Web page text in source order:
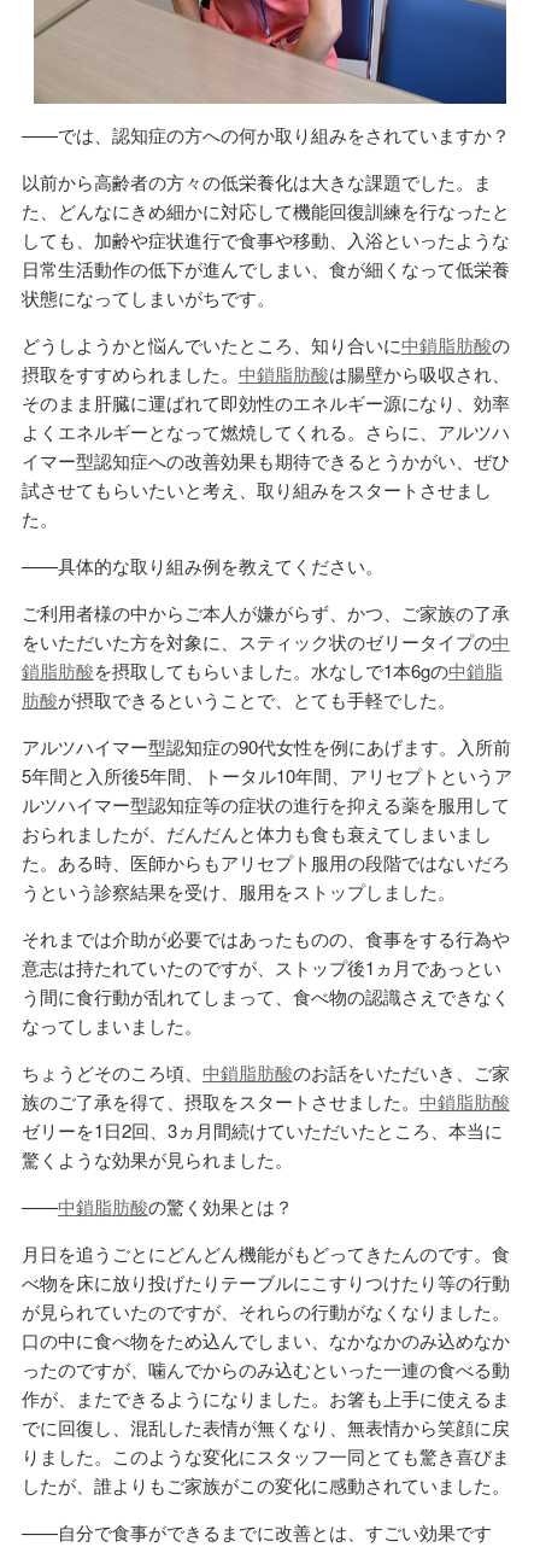
——では、認知症の方への何か取り組みをされていますか？
以前から高齢者の方々の低栄養化は大きな課題でした。ま
た、どんなにきめ細かに対応して機能回復訓練を行なったと
しても、加齢や症状進行で食事や移動、入浴といったような
日常生活動作の低下が進んでしまい、食が細くなって低栄養
状態になってしまいがちです。
どうしようかと悩んでいたところ、知り合いに中鎖脂肪酸の
摂取をすすめられました。 中鎖脂肪酸は腸壁から吸収され、
そのまま肝臓に運ばれて即効性のエネルギー源になり、効率
よくエネルギーとなって燃焼してくれる。さらに、アルツハ
イマー型認知症への改善効果も期待できるとうかがい、ぜひ
試させてもらいたいと考え、取り組みをスタートさせまし
た。
——具体的な取り組み例を教えてください。
ご利用者様の中からご本人が嫌がらず、かつ、ご家族の了承
をいただいた方を対象に、スティック状のゼリータイプの中
鎖脂肪酸を摂取してもらいました。水なしで1本6gの中鎖脂
肪酸が摂取できるということで、とても手軽でした。
アルツハイマー型認知症の90代女性を例にあげます。入所前
5年間と入所後5年間、トータル10年間、アリセプトというア
ルツハイマー型認知症等の症状の進行を抑える薬を服用して
おられましたが、だんだんと体力も食も衰えてしまいまし
た。ある時、医師からもアリセプト服用の段階ではないだろ
うという診察結果を受け、服用をストップしました。
それまでは介助が必要ではあったものの、食事をする行為や
意志は持たれていたのですが、ストップ後1ヵ月であっとい
う間に食行動が乱れてしまって、食べ物の認識さえできなく
なってしまいました。
ちょうどそのころ頃、 中鎖脂肪酸のお話をいただいき、ご家
族のご了承を得て、摂取をスタートさせました。 中鎖脂肪酸
ゼリーを1日2回、3ヵ月間続けていただいたところ、本当に
驚くような効果が見られました。
——中鎖脂肪酸の驚く効果とは？
月日を追うごとにどんどん機能がもどってきたんのです。食
べ物を床に放り投げたりテーブルにこすりつけたり等の行動
が見られていたのですが、それらの行動がなくなりました。
口の中に食べ物をため込んでしまい、なかなかのみ込めなか
ったのですが、噛んでからのみ込むといった一連の食べる動
作が、またできるようになりました。お箸も上手に使えるま
でに回復し、混乱した表情が無くなり、無表情から笑顔に戻
りました。このような変化にスタッフ一同とても驚き喜びま
したが、誰よりもご家族がこの変化に感動されていました。
——自分で食事ができるまでに改善とは、すごい効果です